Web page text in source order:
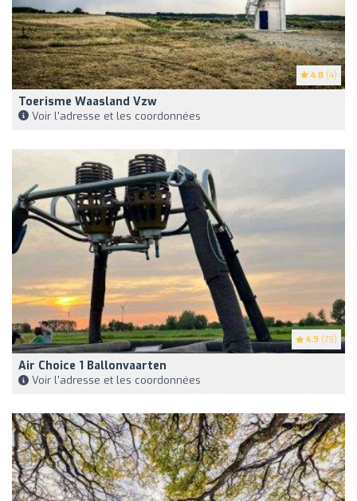
4.8 (4)
Toerisme Waasland Vzw
Voir l'adresse et les coordonnées
4.9 (79)
Air Choice 1 Ballonvaarten
Voir l'adresse et les coordonnées